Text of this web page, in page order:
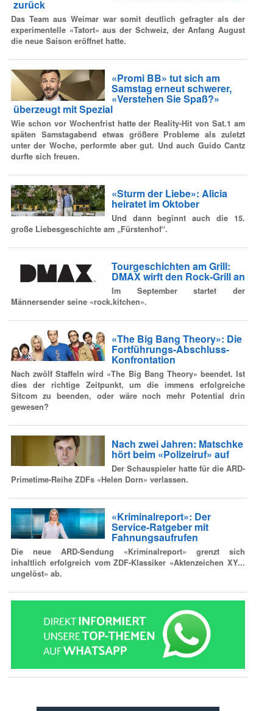
zurück
Das Team aus Weimar war somit deutlich gefragter als der
experimentelle «Tatort» aus der Schweiz, der Anfang August
die neue Saison eröffnet hatte.
«Promi BB» tut sich am
Samstag erneut schwerer,
«Verstehen Sie Spaß?»
überzeugt mit Spezial
Wie schon vor Wochenfrist hatte der Reality-Hit von Sat.1 am
späten Samstagabend etwas größere Probleme als zuletzt
unter der Woche, performte aber gut. Und auch Guido Cantz
durfte sich freuen.
«Sturm der Liebe»: Alicia
heiratet im Oktober
Und dann beginnt auch die 15.
große Liebesgeschichte am „Fürstenhof“.
Tourgeschichten am Grill:
DMAX wirft den Rock-Grill an
Im September startet der
Männersender seine «rock.kitchen».
«The Big Bang Theory»: Die
Fortführungs-Abschluss-
Konfrontation
Nach zwölf Staffeln wird «The Big Bang Theory» beendet. Ist
dies der richtige Zeitpunkt, um die immens erfolgreiche
Sitcom zu beenden, oder wäre noch mehr Potential drin
gewesen?
Nach zwei Jahren: Matschke
hört beim «Polizeiruf» auf
Der Schauspieler hatte für die ARD-
Primetime-Reihe ZDFs «Helen Dorn» verlassen.
«Kriminalreport»: Der
Service-Ratgeber mit
Fahnungsaufrufen
Die neue ARD-Sendung «Kriminalreport» grenzt sich
inhaltlich erfolgreich vom ZDF-Klassiker «Aktenzeichen XY...
ungelöst» ab.